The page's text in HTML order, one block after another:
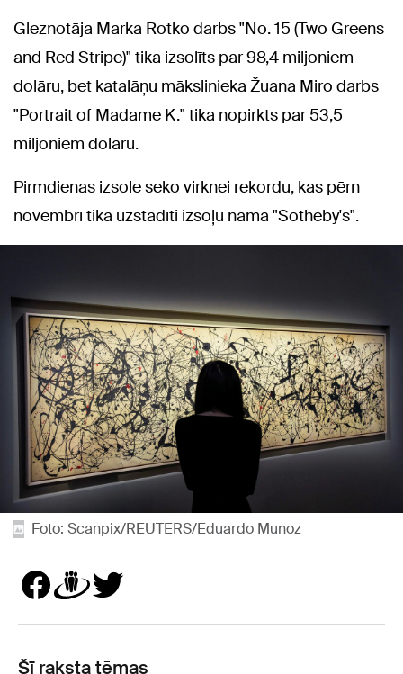
Gleznotāja Marka Rotko darbs "No. 15 (Two Greens
and Red Stripe)" tika izsolīts par 98,4 miljoniem
dolāru, bet katalāņu mākslinieka Žuana Miro darbs
"Portrait of Madame K." tika nopirkts par 53,5
miljoniem dolāru.
Pirmdienas izsole seko virknei rekordu, kas pērn
novembrī tika uzstādīti izsoļu namā "Sotheby's".
Foto: Scanpix/REUTERS/Eduardo Munoz
Šī raksta tēmas